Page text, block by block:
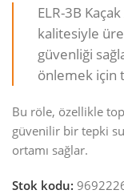
ELR-3B
kalitesiyle
güvenliği
önlemek için
Bu röle, özellikle
güvenilir bir tepki
ortamı sağlar.
Stok kodu: